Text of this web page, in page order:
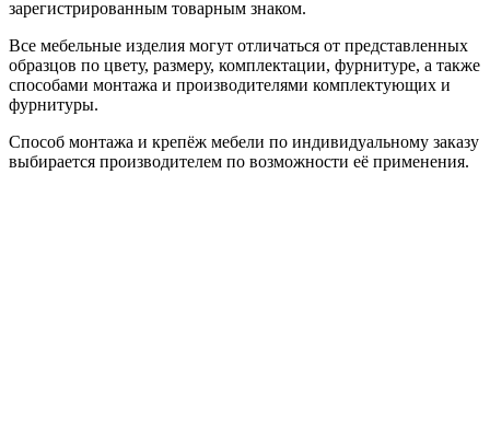
зарегистрированным товарным знаком.
Все мебельные изделия могут отличаться от представленных
образцов по цвету, размеру, комплектации, фурнитуре, а также
способами монтажа и производителями комплектующих и
фурнитуры.
Способ монтажа и крепёж мебели по индивидуальному заказу
выбирается производителем по возможности её применения.